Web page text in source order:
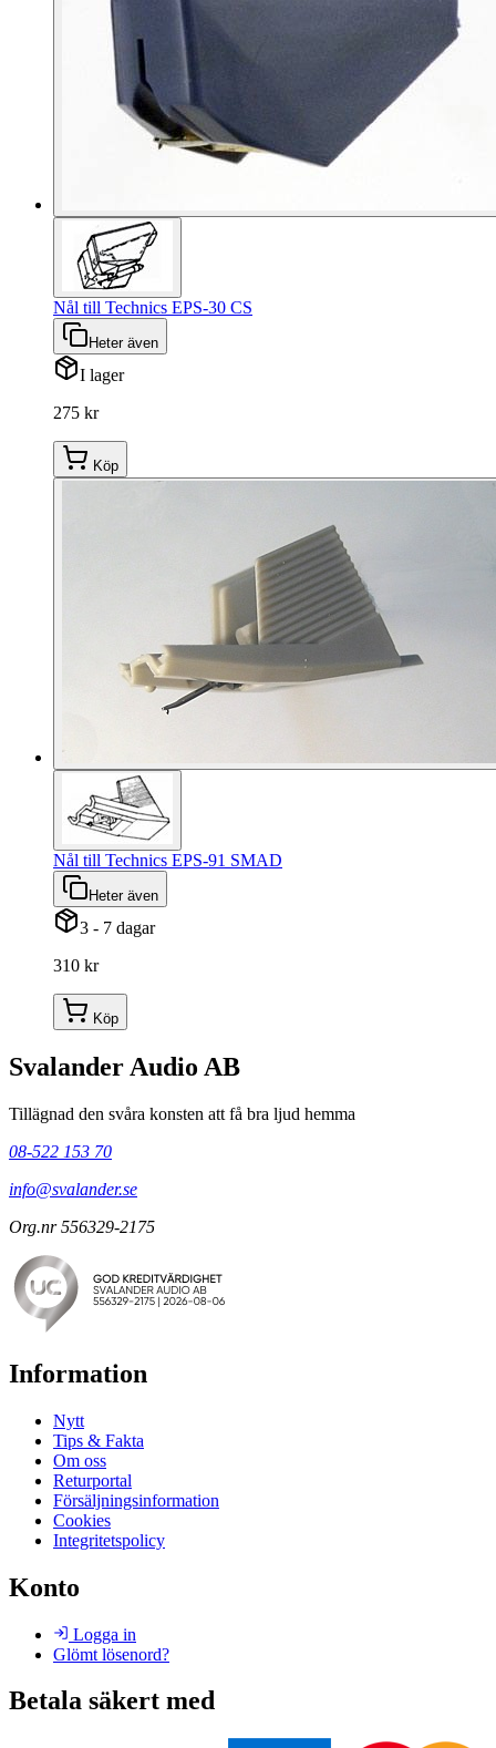
Nål till Technics EPS-30 CS
Heter även
I lager
275 kr
Köp
Nål till Technics EPS-91 SMAD
Heter även
3 - 7 dagar
310 kr
Köp
Svalander Audio AB
Tillägnad den svåra konsten att få bra ljud hemma
08-522 153 70
info@svalander.se
Org.nr 556329-2175
Information
Nytt
Tips & Fakta
Om oss
Returportal
Försäljningsinformation
Cookies
Integritetspolicy
Konto
Logga in
Glömt lösenord?
Betala säkert med